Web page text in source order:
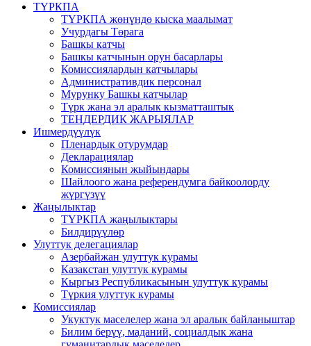
ТҮРКПА
ТҮРКПА жөнүндө кыска маалымат
Учурдагы Төрага
Башкы катчы
Башкы катчынын орун басарлары
Комиссиялардын катчылары
Административдик персонал
Мурунку Башкы катчылар
Түрк жана эл аралык кызматташтык
ТЕНДЕРДИК ЖАРЫЯЛАР
Ишмердүүлүк
Пленардык отурумдар
Декларациялар
Комиссиянын жыйындары
Шайлоого жана референдумга байкоолорду
жүргүзүү
Жаңылыктар
ТҮРКПА жаңылыктары
Билдирүүлөр
Улуттук делегациялар
Азербайжан улуттук курамы
Казакстан улуттук курамы
Кыргыз Республикасынын улуттук курамы
Түркия улуттук курамы
Комиссиялар
Укуктук маселелер жана эл аралык байланыштар
Билим берүү, маданий, социалдык жана